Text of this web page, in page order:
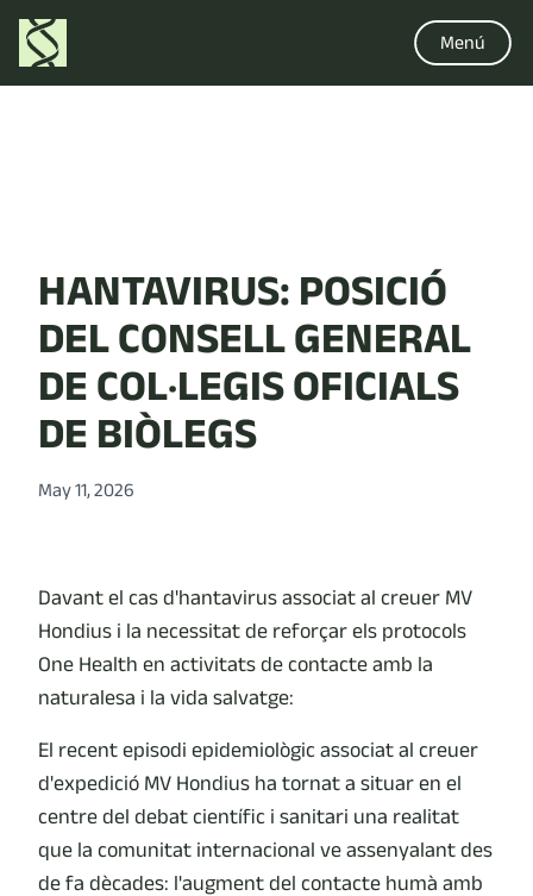
Menú
HANTAVIRUS: POSICIÓ
DEL CONSELL GENERAL
DE COL·LEGIS OFICIALS
DE BIÒLEGS
May 11, 2026
Davant el cas d'hantavirus associat al creuer MV
Hondius i la necessitat de reforçar els protocols
One Health en activitats de contacte amb la
naturalesa i la vida salvatge:
El recent episodi epidemiològic associat al creuer
d'expedició MV Hondius ha tornat a situar en el
centre del debat científic i sanitari una realitat
que la comunitat internacional ve assenyalant des
de fa dècades: l'augment del contacte humà amb